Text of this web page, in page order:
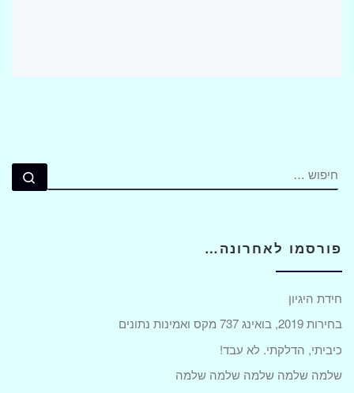
חיפוש
פורסמו לאחרונה…
חידת היגיון
בחירות 2019, בואינג 737 מקס ואמינות נתונים
כיביתי, הדלקתי. לא עבד!
שלמה שלמה שלמה שלמה שלמה